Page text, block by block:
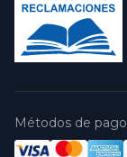
Métodos de